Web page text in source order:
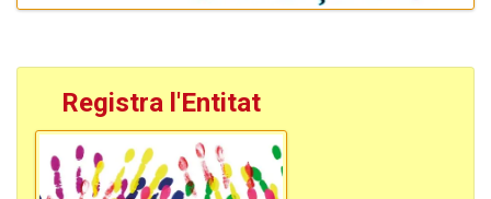
Registra l'Entitat